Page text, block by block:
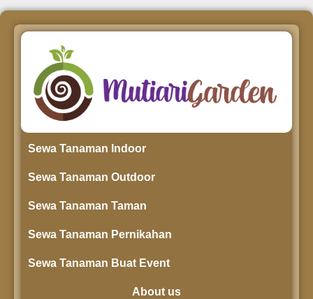
Sewa Tanaman Indoor
Sewa Tanaman Outdoor
Sewa Tanaman Taman
Sewa Tanaman Pernikahan
Sewa Tanaman Buat Event
About us